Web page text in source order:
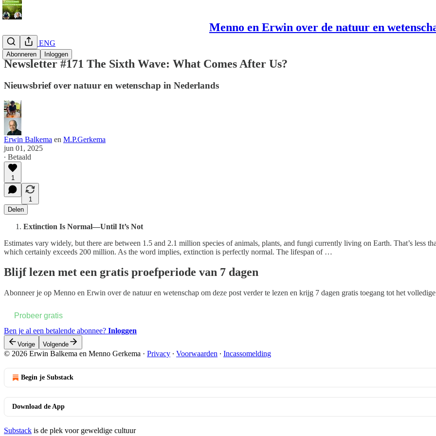
Menno en Erwin over de natuur en
Abonneren Inloggen
Newsletter ENG
Newsletter #171 The Sixth Wave: What Comes After Us?
Nieuwsbrief over natuur en wetenschap in Nederlands
Erwin Balkema en M.P.Gerkema
jun 01, 2025
∙ Betaald
1
1
Delen
Extinction Is Normal—Until It’s Not
Estimates vary widely, but there are between 1.5 and 2.1 million species of animals, plants, and fungi currently living on Earth. That’s less
which certainly exceeds 200 million. As the word implies, extinction is perfectly normal. The lifespan of …
Blijf lezen met een gratis proefperiode van 7 dagen
Abonneer je op Menno en Erwin over de natuur en wetenschap om deze post verder te lezen en krijg 7 dagen gratis toegang tot het
Probeer gratis
Ben je al een betalende abonnee? Inloggen
Vorige Volgende
© 2026 Erwin Balkema en Menno Gerkema · Privacy ∙ Voorwaarden ∙ Incassomelding
Begin je Substack
Download de App
Substack is de plek voor geweldige cultuur